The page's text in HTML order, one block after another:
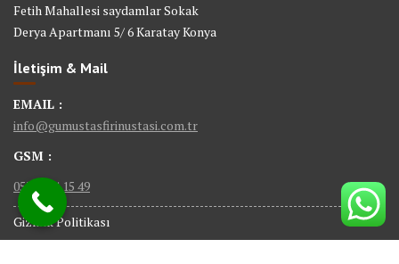
Fetih Mahallesi saydamlar Sokak
Derya Apartmanı 5/ 6 Karatay Konya
İletişim & Mail
EMAIL :
info@gumustasfirinustasi.com.tr
GSM :
0535 884 15 49
Gizlilik Politikası